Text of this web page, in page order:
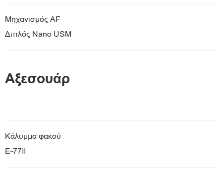
Μηχανισμός AF
Διπλός Nano USM
Αξεσουάρ
Κάλυμμα φακού
E-77II